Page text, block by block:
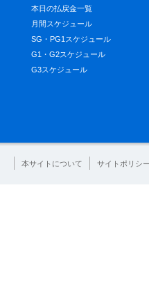
本日の払戻金一覧
月間スケジュール
SG・PG1スケジュール
G1・G2スケジュール
G3スケジュール
本サイトについて サイトポリシー